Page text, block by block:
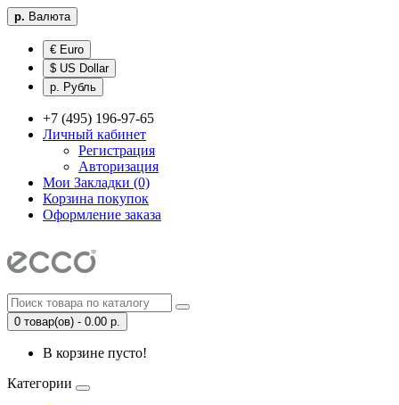
р. Валюта
€ Euro
$ US Dollar
р. Рубль
+7 (495) 196-97-65
Личный кабинет
Регистрация
Авторизация
Мои Закладки (0)
Корзина покупок
Оформление заказа
0 товар(ов) - 0.00 р.
В корзине пусто!
Категории